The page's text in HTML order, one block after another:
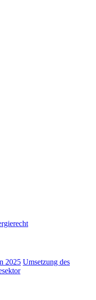
2025 Umsetzung des